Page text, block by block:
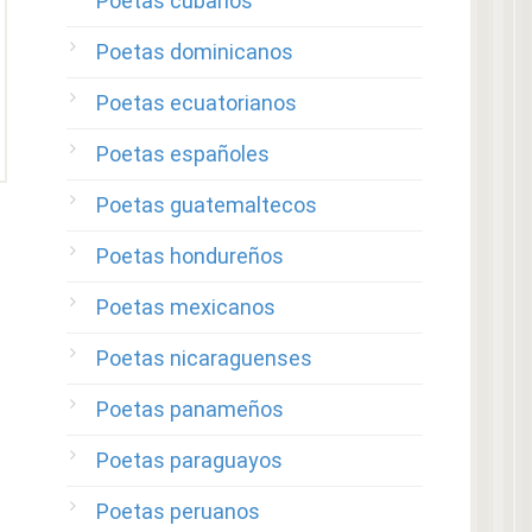
Poetas dominicanos
Poetas ecuatorianos
Poetas españoles
Poetas guatemaltecos
Poetas hondureños
Poetas mexicanos
Poetas nicaraguenses
Poetas panameños
Poetas paraguayos
Poetas peruanos